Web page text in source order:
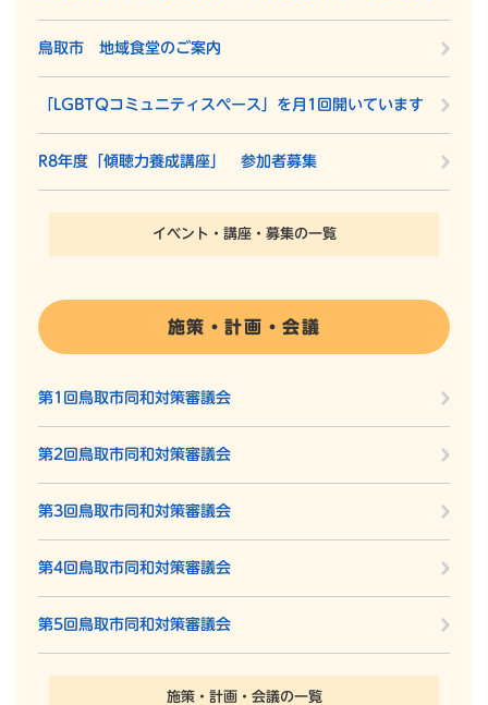
鳥取市 地域食堂のご案内
「LGBTQコミュニティスペース」を月1回開いています
R8年度「傾聴力養成講座」 参加者募集
イベント・講座・募集の一覧
施策・計画・会議
第1回鳥取市同和対策審議会
第2回鳥取市同和対策審議会
第3回鳥取市同和対策審議会
第4回鳥取市同和対策審議会
第5回鳥取市同和対策審議会
施策・計画・会議の一覧